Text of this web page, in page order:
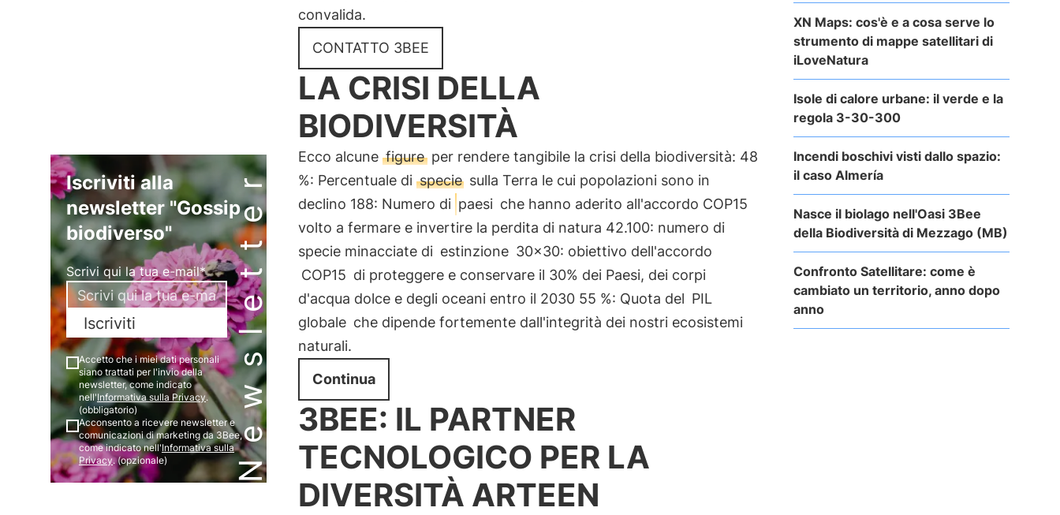
Newsletter
Iscriviti alla
newsletter "Gossip
biodiverso"
Scrivi qui la tua e-mail*
Iscriviti
Accetto che i miei dati personali
siano trattati per l'invio della
newsletter, come indicato
nell'Informativa sulla Privacy.
(obbligatorio)
Acconsento a ricevere newsletter e
comunicazioni di marketing da 3Bee,
come indicato nell'Informativa sulla
Privacy. (opzionale)
convalida.
CONTATTO 3BEE
LA CRISI DELLA
BIODIVERSITÀ
Ecco alcune figureper rendere tangibile la crisi della biodiversità: 48
%: Percentuale di specie sulla Terra le cui popolazioni sono in
declino 188: Numero di paesi che hanno aderito all'accordo COP15
volto a fermare e invertire la perdita di natura 42.100: numero di
specie minacciate di estinzione 30x30: obiettivo dell'accordo
COP15 di proteggere e conservare il 30% dei Paesi, dei corpi
d'acqua dolce e degli oceani entro il 2030 55 %: Quota del PIL
globale che dipende fortemente dall'integrità dei nostri ecosistemi
naturali.
Continua
3BEE: IL PARTNER
TECNOLOGICO PER LA
DIVERSITÀ ARTEEN
XN Maps: cos'è e a cosa serve lo
strumento di mappe satellitari di
iLoveNatura
Isole di calore urbane: il verde e la
regola 3-30-300
Incendi boschivi visti dallo spazio:
il caso Almería
Nasce il biolago nell'Oasi 3Bee
della Biodiversità di Mezzago (MB)
Confronto Satellitare: come è
cambiato un territorio, anno dopo
anno